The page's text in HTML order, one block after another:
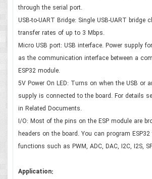
through the serial port.
USB-to-UART Bridge: Single USB-UART bridge
transfer rates of up to 3 Mbps.
Micro USB port: USB interface. Power supply
as the communication interface between a
ESP32 module.
5V Power On LED: Turns on when the USB or
supply is connected to the board. For details
in Related Documents.
I/O: Most of the pins on the ESP module are
headers on the board. You can program
functions such as PWM, ADC, DAC, I2C, I2S,
Application: